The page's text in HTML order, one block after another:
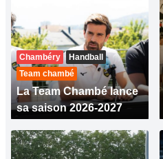
Chambéry
Handball
Team chambé
La Team Chambé lance
sa saison 2026-2027